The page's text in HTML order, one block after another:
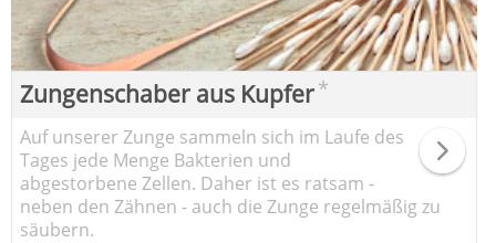
Zungenschaber aus Kupfer*
Auf unserer Zunge sammeln sich im Laufe des
Tages jede Menge Bakterien und
abgestorbene Zellen. Daher ist es ratsam -
neben den Zähnen - auch die Zunge regelmäßig zu
säubern.